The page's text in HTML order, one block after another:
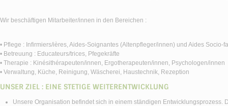
Wir beschäftigen Mitarbeiter/innen in den Bereichen :
• Pflege : Infirmiers/ières, Aides-Soignantes (Altenpfleger/innen) und Aides Socio-
• Betreuung : Educateurs/trices, Pfegekräfte
• Therapie : Kinésithérapeuten/innen, Ergotherapeuten/innen, Psychologen/innen
• Verwaltung, Küche, Reinigung, Wäscherei, Haustechnik, Rezeption
UNSER ZIEL : EINE STETIGE WEITERENTWICKLUNG
Unsere Organisation befindet sich in einem ständigen Entwicklungsprozess.